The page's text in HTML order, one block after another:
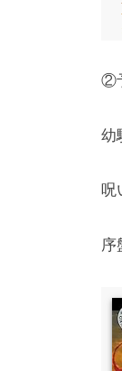
②
幼
呪
序